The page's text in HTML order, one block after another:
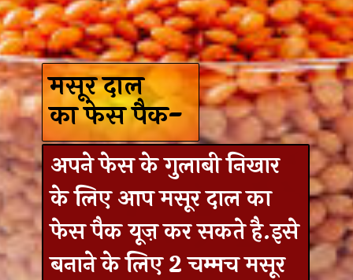
मसूर दाल
का फेस पैक-
अपने फेस के गुलाबी निखार
के लिए आप मसूर दाल का
फेस पैक यूज़ कर सकते है.इसे
बनाने के लिए 2 चम्मच मसूर